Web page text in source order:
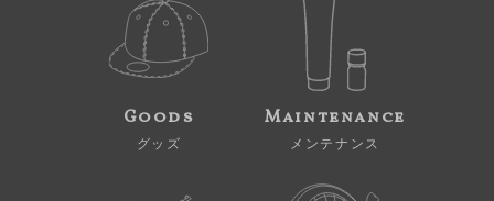
Goods
グッズ
Maintenance
メンテナンス